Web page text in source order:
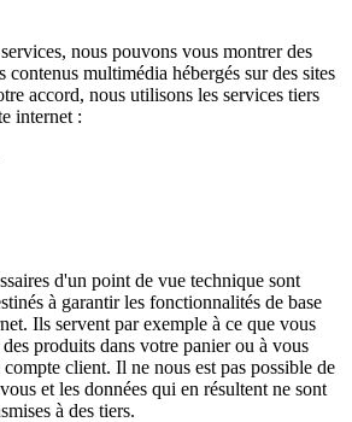
nous pouvons vous montrer des
contenus multimédia hébergés sur des sites
accord, nous utilisons les services tiers
internet :
d'un point de vue technique sont
à garantir les fonctionnalités de base
Ils servent par exemple à ce que vous
produits dans votre panier ou à vous
client. Il ne nous est pas possible de
et les données qui en résultent ne sont
à des tiers.